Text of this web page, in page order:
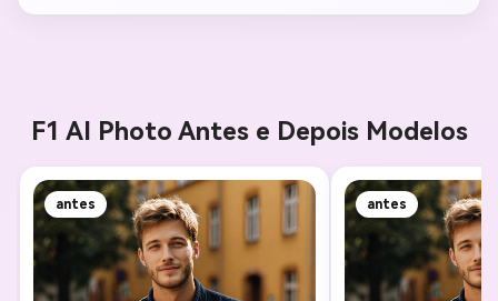
F1 AI Photo Antes e Depois Modelos
antes antes